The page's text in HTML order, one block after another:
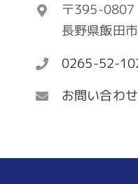
〒395-0807
長野県飯田
0265-52-
お問い合わ